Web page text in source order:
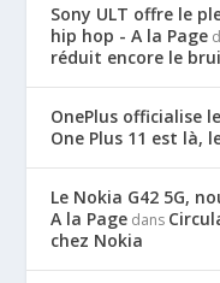
Sony ULT offre le
hip hop - A la Page
réduit encore le
OnePlus officialise
One Plus 11 est là,
Le Nokia G42 5G,
A la Page dans
chez Nokia